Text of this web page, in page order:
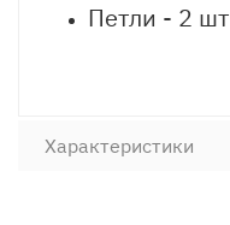
Петли - 2 шт
Характеристики